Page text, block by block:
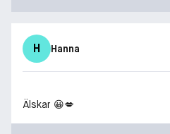
H Hanna
Älskar 😀💋